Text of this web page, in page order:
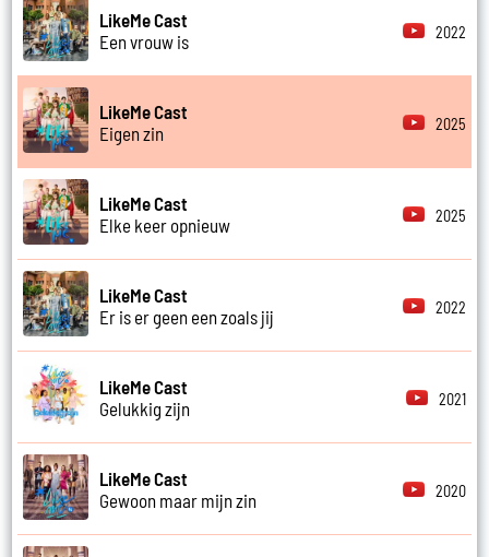
LikeMe Cast
Een vrouw is
2022
LikeMe Cast
Eigen zin
2025
LikeMe Cast
Elke keer opnieuw
2025
LikeMe Cast
Er is er geen een zoals jij
2022
LikeMe Cast
Gelukkig zijn
2021
LikeMe Cast
Gewoon maar mijn zin
2020